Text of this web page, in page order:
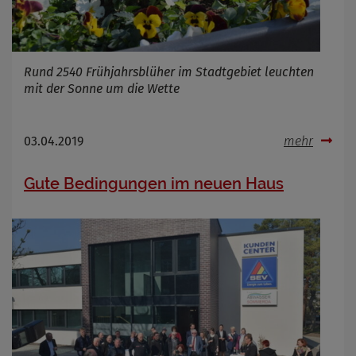
Rund 2540 Frühjahrsblüher im Stadtgebiet leuchten
mit der Sonne um die Wette
03.04.2019 mehr
Gute Bedingungen im neuen Haus